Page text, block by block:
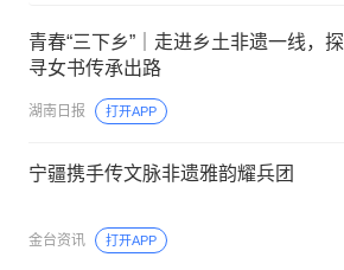
青春“三下乡”｜走进乡土非遗一线，探
寻女书传承出路
湖南日报 打开APP
宁疆携手传文脉非遗雅韵耀兵团
金台资讯 打开APP